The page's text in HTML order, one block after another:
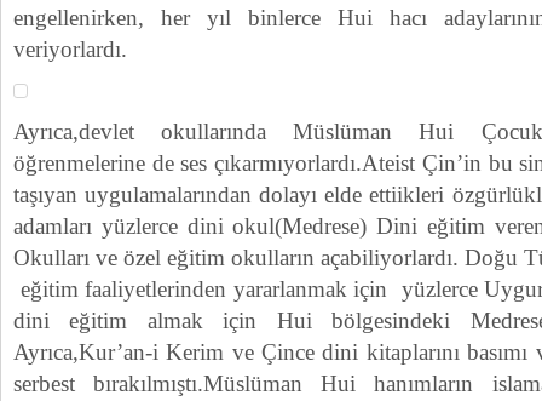
engellenirken, her yıl binlerce Hui hacı
veriyorlardı.
Ayrıca,devlet okullarında Müslüman Hui
öğrenmelerine de ses çıkarmıyorlardı.Ateist Çin’in bu
taşıyan uygulamalarından dolayı elde ettiikleri
adamları yüzlerce dini okul(Medrese) Dini eğitim
Okulları ve özel eğitim okulların açabiliyorlardı. Doğu
eğitim faaliyetlerinden yararlanmak için yüzlerce
dini eğitim almak için Hui bölgesindeki
Ayrıca,Kur’an-i Kerim ve Çince dini kitaplarını basımı
serbest bırakılmıştı.Müslüman Hui hanımların